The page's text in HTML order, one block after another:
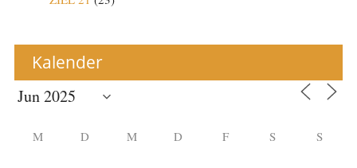
Kalender
M D M D F S S